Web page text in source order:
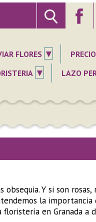
FLORES ▾ PRECIO
▾ LAZO
Y si son rosas,
la importancia
en Granada a